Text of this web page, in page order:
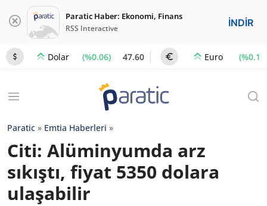
Paratic Haber: Ekonomi, Finans
RSS Interactive İNDİR
Dolar (%0.06) 47.60 Euro (%0.1)
Paratic » Emtia Haberleri »
Citi: Alüminyumda arz
sıkıştı, fiyat 5350 dolara
ulaşabilir